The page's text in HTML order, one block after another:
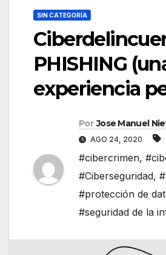
SIN CATEGORÍA
PHISHING
experiencia
Por Jose Manuel
AGO 24, 2020
#cibercrimen,
#Ciberseguridad,
#protección de
#seguridad de la